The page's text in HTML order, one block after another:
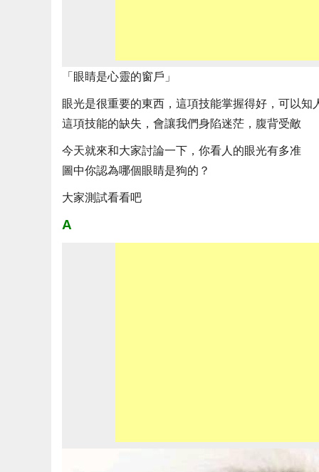
「眼睛是心靈的窗戶」
眼光是很重要的東西，這項技能掌握得好，可以知
這項技能的缺失，會讓我們身陷迷茫，腹背受敵
今天就來和大家討論一下，你看人的眼光有多准
圖中你認為哪個眼睛是狗的？
大家測試看看吧
A